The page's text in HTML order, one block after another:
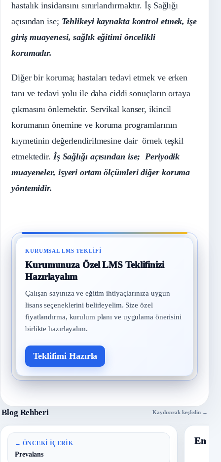
hastalık insidansını sınırlandırmaktır. İş Sağlığı
açısından ise; Tehlikeyi kaynakta kontrol etmek, işe
giriş muayenesi, sağlık eğitimi öncelikli
korumadır.
Diğer bir koruma; hastaları tedavi etmek ve erken
tanı ve tedavi yolu ile daha ciddi sonuçların ortaya
çıkmasını önlemektir. Servikal kanser, ikincil
korumanın önemine ve koruma programlarının
kıymetinin değerlendirilmesine dair örnek teşkil
etmektedir. İş Sağlığı açısından ise; Periyodik
muayeneler, işyeri ortam ölçümleri diğer koruma
yöntemidir.
KURUMSAL LMS TEKLIFI
Kurumunuza Özel LMS Teklifinizi
Hazırlayalım
Çalışan sayınıza ve eğitim ihtiyaçlarınıza uygun
lisans seçeneklerini belirleyelim. Size özel
fiyatlandırma, kurulum planı ve uygulama önerisini
birlikte hazırlayalım.
Teklifimi Hazırla
Blog Rehberi Kaydırarak keşfedin →
← ÖNCEKI İÇERIK
Prevalans
En